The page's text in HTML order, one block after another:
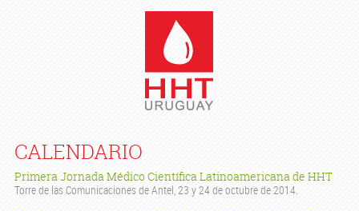
CALENDARIO
Primera Jornada Médico Científica Latinoamericana de HHT
Torre de las Comunicaciones de Antel, 23 y 24 de octubre de 2014.